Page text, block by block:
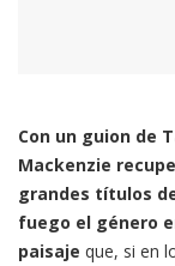
Con un guion de
Mackenzie
grandes títulos
fuego el género
paisaje que, si en